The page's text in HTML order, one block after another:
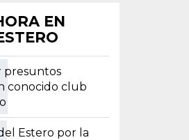
EN
presuntos
conocido club
Estero por la